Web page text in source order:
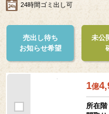
24時間ゴミ出し可
売出し待ち
お知らせ希望
未公
1億
所在階